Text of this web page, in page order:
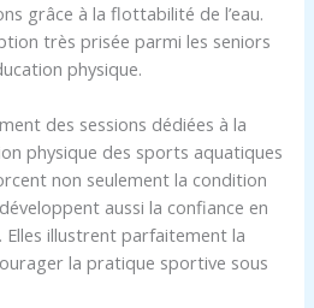
grâce à la flottabilité de l’eau.
très prisée parmi les seniors
physique.
des sessions dédiées à la
physique des sports aquatiques
non seulement la condition
aussi la confiance en
Elles illustrent parfaitement la
la pratique sportive sous